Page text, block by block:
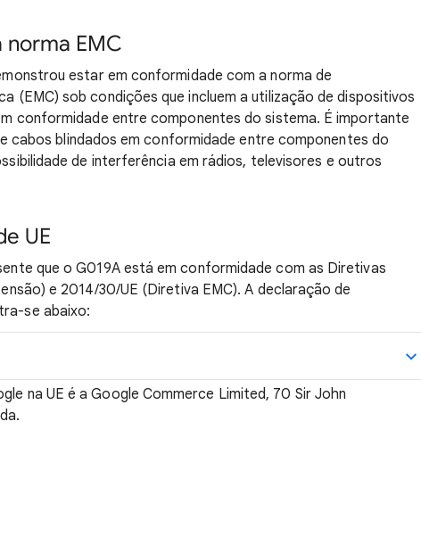
EMC
estar em conformidade com a norma de
(EMC) sob condições que incluem a utilização de dispositivos
conformidade entre componentes do sistema. É importante
cabos blindados em conformidade entre componentes do
de interferência em rádios, televisores e outros
UE
que o G019A está em conformidade com as Diretivas
e 2014/30/UE (Diretiva EMC). A declaração de
se abaixo:
na UE é a Google Commerce Limited, 70 Sir John